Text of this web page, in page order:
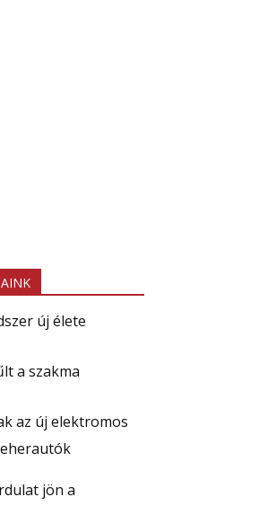
új élete
a szakma
az új elektromos
jön a